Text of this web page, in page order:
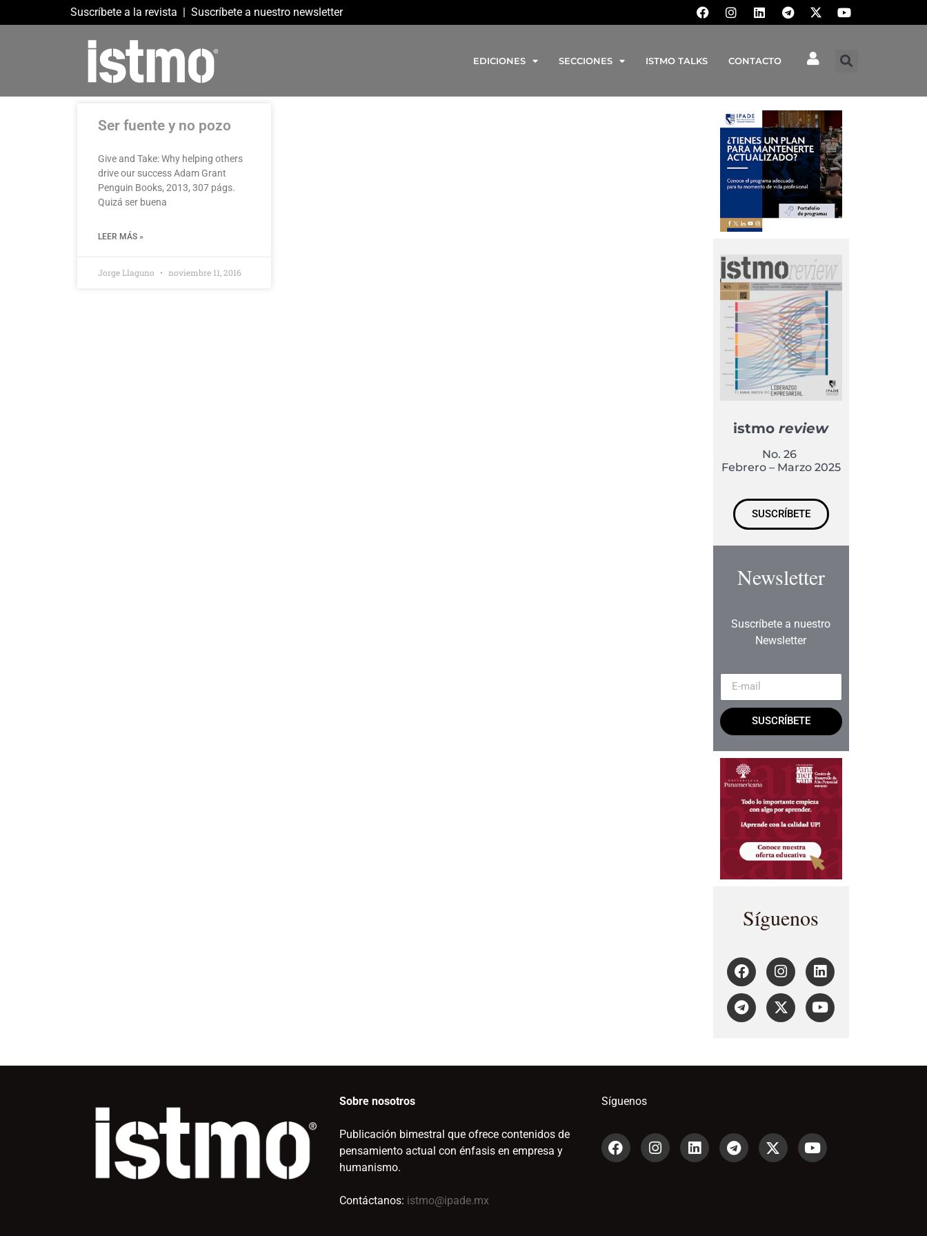
Suscríbete a la revista | Suscríbete a nuestro newsletter
EDICIONES SECCIONES ISTMO TALKS CONTACTO
Ser fuente y no pozo
Give and Take: Why helping others
drive our success Adam Grant
Penguin Books, 2013, 307 págs.
Quizá ser buena
LEER MÁS »
Jorge Llaguno noviembre 11, 2016
istmoreview
No. 26
Febrero – Marzo 2025
SUSCRÍBETE
Newsletter
Suscríbete a nuestro
Newsletter
SUSCRÍBETE
Síguenos
Sobre nosotros
Publicación bimestral que ofrece contenidos de
pensamiento actual con énfasis en empresa y
humanismo.
Contáctanos: istmo@ipade.mx
Síguenos